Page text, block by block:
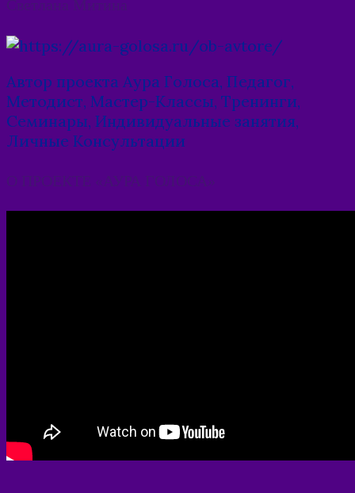
navigation
Автор проекта Аура Голоса, Педагог,
Методист, Мастер-Классы, Тренинги,
Семинары, Индивидуальные занятия,
Личные Консультации